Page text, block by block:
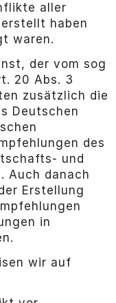
aller
haben
waren.
der vom sog
20 Abs. 3
zusätzlich die
Deutschen
des
und
Auch danach
Erstellung
in
wir auf